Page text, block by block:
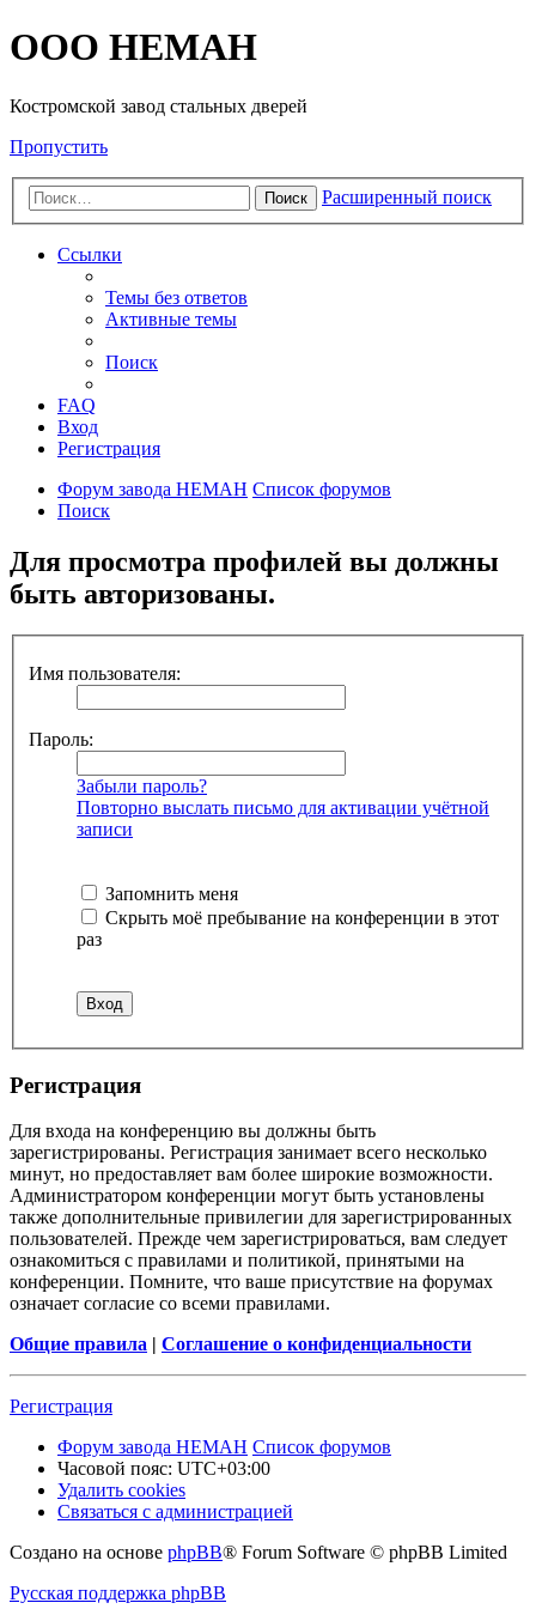
OOO HEMAH
Костромской завод стальных дверей
Пропустить
Поиск Расширенный поиск
Ссылки
Темы без ответов
Активные темы
Поиск
FAQ
Вход
Регистрация
Форум завода НЕМАН Список форумов
Поиск
Для просмотра профилей вы должны
быть авторизованы.
Имя пользователя:
Пароль:
Забыли пароль?
Повторно выслать письмо для активации учётной
записи
Запомнить меня
Скрыть моё пребывание на конференции в этот
раз
Регистрация
Для входа на конференцию вы должны быть
зарегистрированы. Регистрация занимает всего несколько
минут, но предоставляет вам более широкие возможности.
Администратором конференции могут быть установлены
также дополнительные привилегии для зарегистрированных
пользователей. Прежде чем зарегистрироваться, вам следует
ознакомиться с правилами и политикой, принятыми на
конференции. Помните, что ваше присутствие на форумах
означает согласие со всеми правилами.
Общие правила | Соглашение о конфиденциальности
Регистрация
Форум завода НЕМАН Список форумов
Часовой пояс: UTC+03:00
Удалить cookies
Связаться с администрацией
Создано на основе phpBB® Forum Software © phpBB Limited
Русская поддержка phpBB